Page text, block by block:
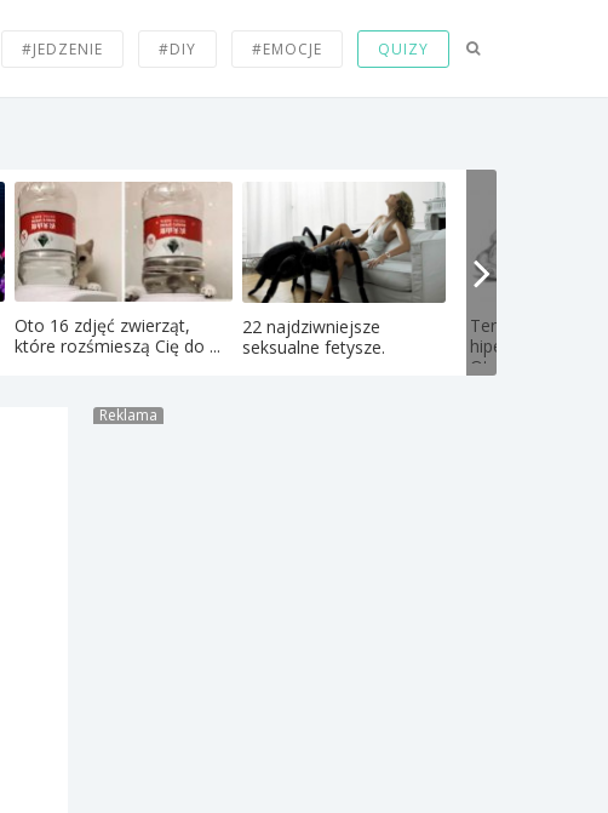
#JEDZENIE #DIY #EMOCJE QUIZY
Oto 16 zdjęć zwierząt,
które rozśmieszą Cię do ...
22 najdziwniejsze
seksualne fetysze.
Ten artysta łączy
hiperrealizm ze
Oto...
Reklama